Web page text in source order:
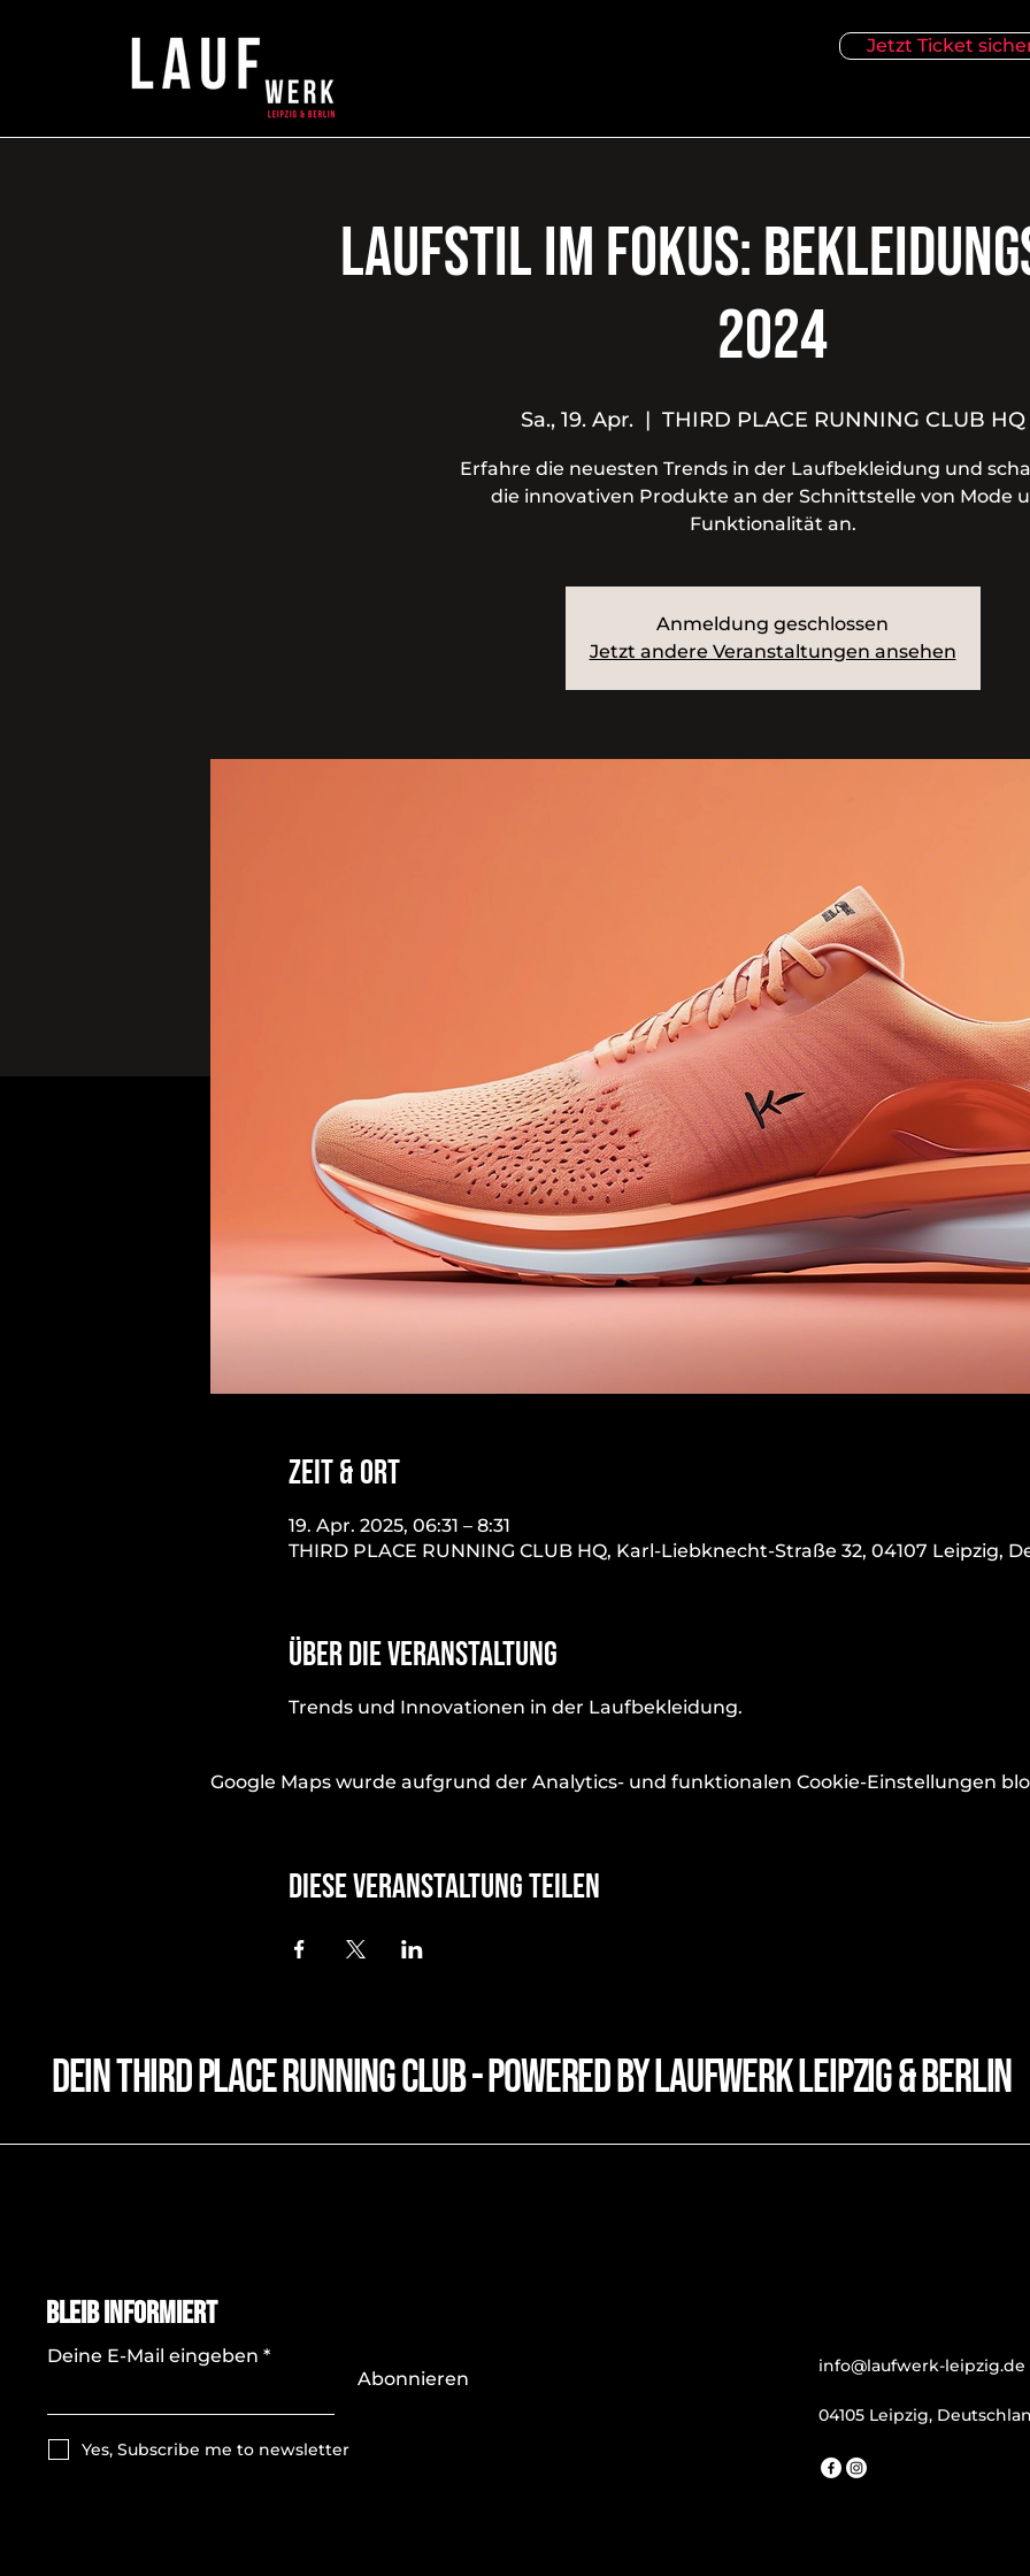
Jetzt Ticket
Laufstil im Fokus:
2024
Sa., 19. Apr.
  |
THIRD PLACE RUNNING CLUB HQ
Erfahre die neuesten Trends in der Laufbekleidung und
die innovativen Produkte an der Schnittstelle von Mode
Funktionalität an.
Anmeldung geschlossen
Jetzt andere Veranstaltungen ansehen
Zeit & Ort
19. Apr. 2025, 06:31 – 8:31
THIRD PLACE RUNNING CLUB HQ, Karl-Liebknecht-Straße 32, 04107 Leipzig,
Über die Veranstaltung
Trends und Innovationen in der Laufbekleidung.
Google Maps wurde aufgrund der Analytics- und funktionalen Cookie-Einstellungen
Diese Veranstaltung teilen
dein third place running club - powered by laufwerk leipzig & Berlin
Bleib Informiert
Deine E-Mail eingeben
Abonnieren
Yes, Subscribe me to newsletter
info@laufwerk-leipzig.de
04105 Leipzig,